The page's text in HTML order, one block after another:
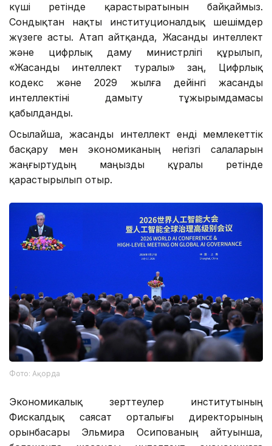
күші ретінде қарастыратынын байқаймыз.
Сондықтан нақты институционалдық шешімдер
жүзеге асты. Атап айтқанда, Жасанды интеллект
және цифрлық даму министрлігі құрылып,
«Жасанды интеллект туралы» заң, Цифрлық
кодекс және 2029 жылға дейінгі жасанды
интеллектіні дамыту тұжырымдамасы
қабылданды.
Осылайша, жасанды интеллект енді мемлекеттік
басқару мен экономиканың негізгі салаларын
жаңғыртудың маңызды құралы ретінде
қарастырылып отыр.
Фото: Ақорда
Экономикалық зерттеулер институтының
Фискалдық саясат орталығы директорының
орынбасары Эльмира Осипованың айтуынша,